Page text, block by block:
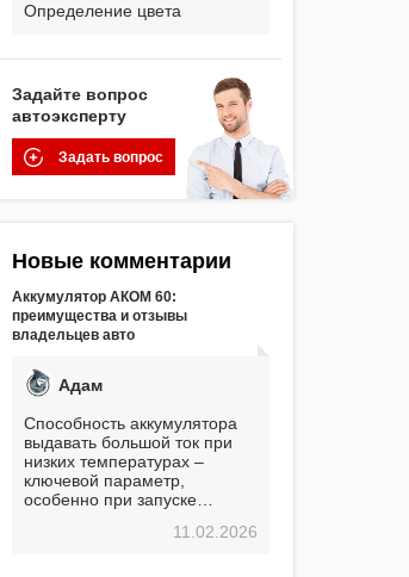
Определение цвета
Задайте вопрос
автоэксперту
Задать вопрос
Новые комментарии
Аккумулятор АКОМ 60:
преимущества и отзывы
владельцев авто
Адам
Способность аккумулятора
выдавать большой ток при
низких температурах –
ключевой параметр,
особенно при запуске
показывает, что данный11.02.2026